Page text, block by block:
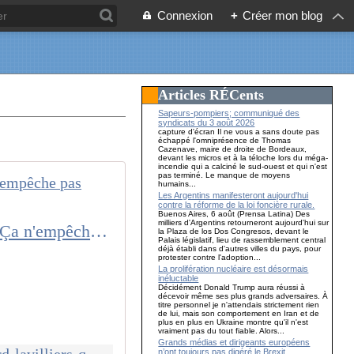
Connexion + Créer mon blog
Audio : Ecoutez Bernard Lavilliers qui chante " Identité nationale" - Ça n'empêche pas Nicolas
Articles RÉCents
Sapeurs-pompiers; communiqué des
syndicats du 3 août 2026
capture d'écran Il ne vous a sans doute pas
échappé l'omniprésence de Thomas
Cazenave, maire de droite de Bordeaux,
devant les micros et à la téloche lors du méga-
incendie qui a calciné le sud-ouest et qui n'est
pas terminé. Le manque de moyens
humains...
Les Argentins manifesteront aujourd'hui
contre la réforme de la loi foncière rurale.
Buenos Aires, 6 août (Prensa Latina) Des
milliers d'Argentins retourneront aujourd'hui sur
la Plaza de los Dos Congresos, devant le
Palais législatif, lieu de rassemblement central
déjà établi dans d'autres villes du pays, pour
protester contre l'adoption...
La prolifération nucléaire est désormais
inéluctable
Décidément Donald Trump aura réussi à
décevoir même ses plus grands adversaires. À
titre personnel je n'attendais strictement rien
de lui, mais son comportement en Iran et de
plus en plus en Ukraine montre qu'il n'est
vraiment pas du tout fiable. Alors...
Grands médias et dirigeants européens
n’ont toujours pas digéré le Brexit…